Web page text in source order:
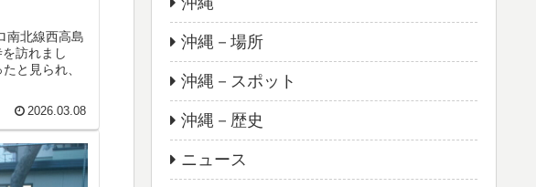
南北線西高島
訪れまし
と見られ、
2026.03.08
沖縄－場所
沖縄－スポット
沖縄－歴史
ニュース